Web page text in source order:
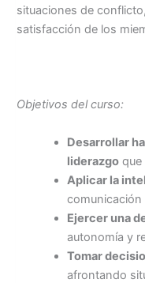
situaciones de
satisfacción de los
Objetivos del curso:
Desarrollar
liderazgoque
Aplicar la
comunicación
Ejercer una
autonomía y
Tomar
afrontando